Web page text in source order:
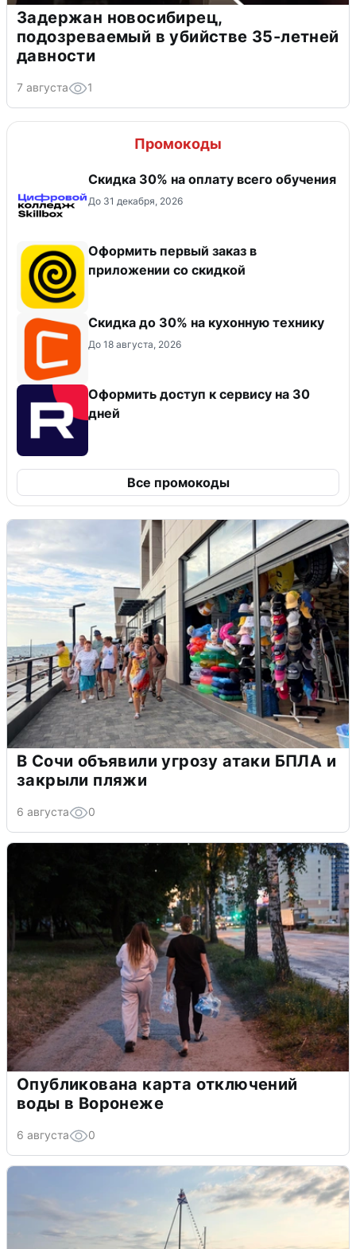
Задержан новосибирец,
подозреваемый в убийстве 35-летней
давности
7 августа 1
Промокоды
Скидка 30% на оплату всего обучения
До 31 декабря, 2026
Оформить первый заказ в
приложении со скидкой
Скидка до 30% на кухонную технику
До 18 августа, 2026
Оформить доступ к сервису на 30
дней
Все промокоды
В Сочи объявили угрозу атаки БПЛА и
закрыли пляжи
6 августа 0
Опубликована карта отключений
воды в Воронеже
6 августа 0